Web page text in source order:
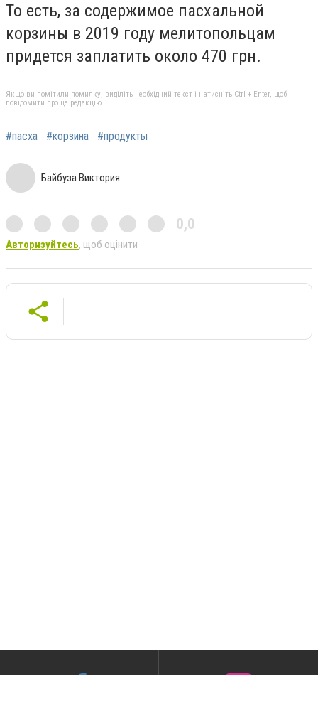
То есть, за содержимое пасхальной
корзины в 2019 году мелитопольцам
придется заплатить около 470 грн.
Якщо ви помітили помилку, виділіть необхідний текст і натисніть Ctrl + Enter, щоб
повідомити про це редакцію
#пасха #корзина #продукты
Байбуза Виктория
0,0
Авторизуйтесь, щоб оцінити